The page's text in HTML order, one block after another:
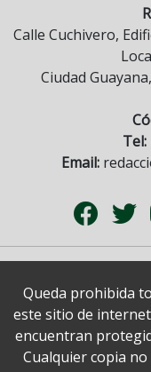
Calle Cuchivero,
Ciudad
Tel:
Email:
Queda prohibida
este sitio de
encuentran
Cualquier copia